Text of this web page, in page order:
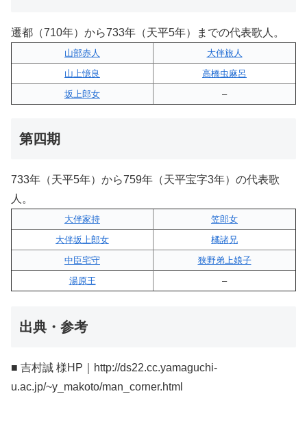
遷都（710年）から733年（天平5年）までの代表歌人。
山部赤人
大伴旅人
山上憶良
高橋虫麻呂
坂上郎女
–
第四期
733年（天平5年）から759年（天平宝字3年）の代表歌
人。
大伴家持
笠郎女
大伴坂上郎女
橘諸兄
中臣宅守
狭野弟上娘子
湯原王
–
出典・参考
■ 吉村誠 様HP｜http://ds22.cc.yamaguchi-
u.ac.jp/~y_makoto/man_corner.html